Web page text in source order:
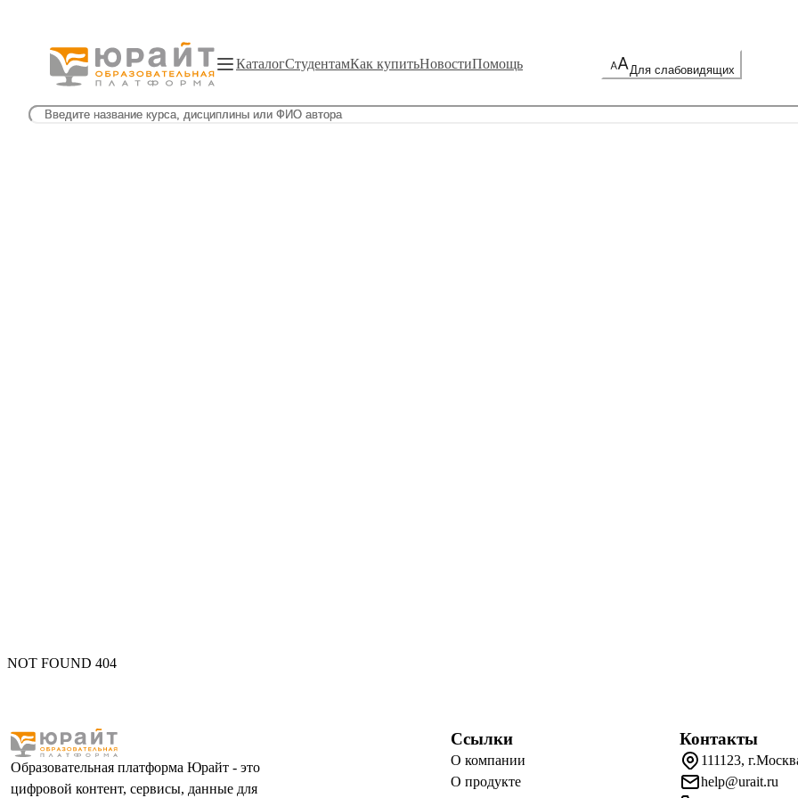
КаталогСтудентамКак купитьНовостиПомощь Для слабовидящих
NOT FOUND 404
Образовательная платформа Юрайт - это
цифровой контент, сервисы, данные для
Ссылки
О компании
О продукте
Контакты
111123,
help@urait.ru